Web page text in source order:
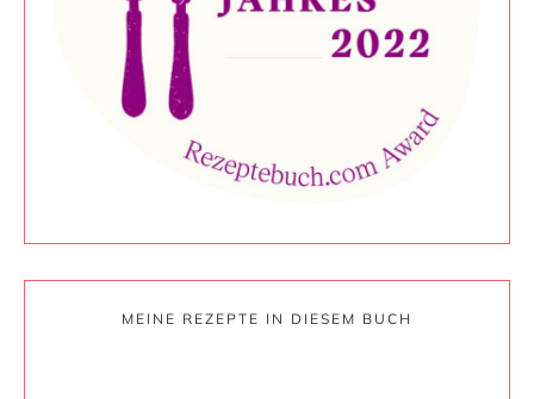
MEINE REZEPTE IN DIESEM BUCH